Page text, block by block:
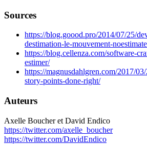
Sources
https://blog.goood.pro/2014/07/25/
destimation-le-mouvement-
https://blog.cellenza.com/software-
estimer/
https://magnusdahlgren.com/2017/
story-points-done-right/
Auteurs
Axelle Boucher et David Endico
https://twitter.com/axelle_boucher
https://twitter.com/DavidEndico